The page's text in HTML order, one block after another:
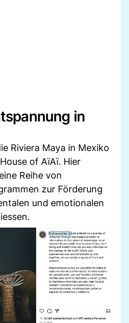
in
Riviera Maya in Mexiko
of AïAï. Hier
Reihe von
zur Förderung
und emotionalen